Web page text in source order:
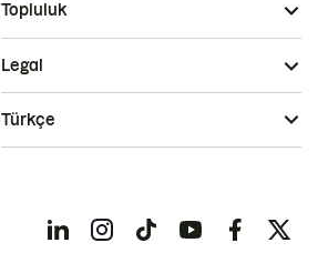
Topluluk
Legal
Türkçe